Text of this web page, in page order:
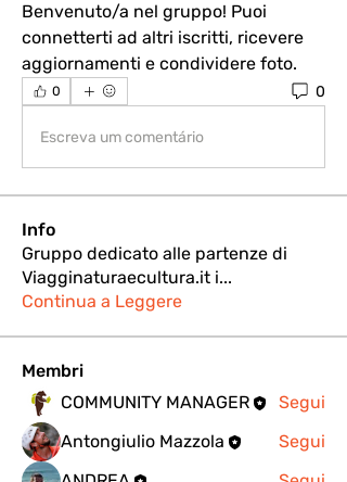
Benvenuto/a nel gruppo! Puoi
connetterti ad altri iscritti, ricevere
aggiornamenti e condividere foto.
0 0
Escreva um comentário
Info
Gruppo dedicato alle partenze di
Viagginaturaecultura.it i...
Continua a Leggere
Membri
COMMUNITY MANAGER
Segui
Antongiulio Mazzola
Segui